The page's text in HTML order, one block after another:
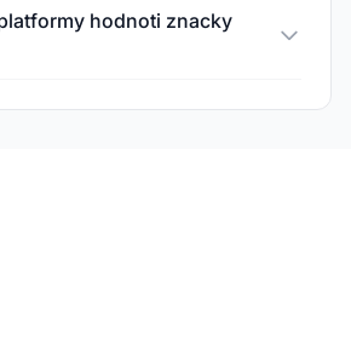
hodnoti znacky